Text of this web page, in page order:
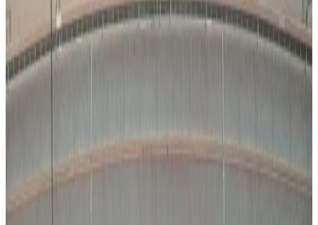
طيران السعودية •06 أغسطس 2026
مركز الأخبار الشامل
تصنيفات الملاحة
نشرة الملاحة الجوية
كن أول من يتلقى تقارير "عالم الطيران" الحصرية والصفقات
الكبرى في بريدك.